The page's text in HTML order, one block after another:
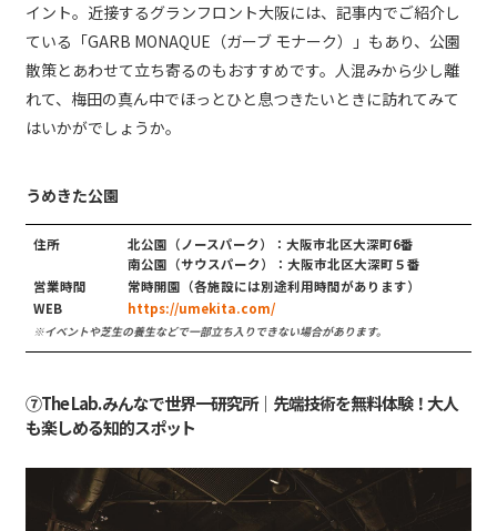
イント。近接するグランフロント大阪には、記事内でご紹介し
ている「GARB MONAQUE（ガーブ モナーク）」もあり、公園
散策とあわせて立ち寄るのもおすすめです。人混みから少し離
れて、梅田の真ん中でほっとひと息つきたいときに訪れてみて
はいかがでしょうか。
うめきた公園
住所
北公園（ノースパーク）：大阪市北区大深町6番
南公園（サウスパーク）：大阪市北区大深町５番
営業時間
常時開園（各施設には別途利用時間があります）
WEB
https://umekita.com/
※イベントや芝生の養生などで一部立ち入りできない場合があります。
⑦The Lab. みんなで世界一研究所｜先端技術を無料体験！大人
も楽しめる知的スポット